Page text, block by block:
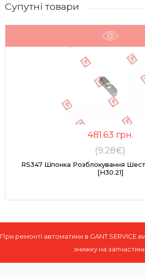
Супутні товари
481.63 грн.
(9.28€)
RS347 Шпонка Розблокування
[H30.21]
При ремонті автоматики в GANT SERVICE
знижку на